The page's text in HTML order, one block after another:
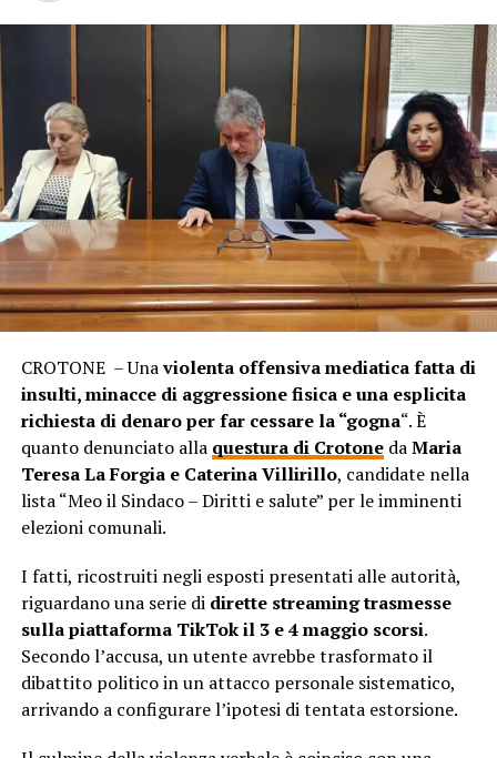
CROTONE – Unaviolenta offensiva mediatica fatta di
insulti, minacce di aggressione fisica e una esplicita
richiesta di denaro per far cessare la “gogna“. È
quanto denunciato alla questura di CrotonedaMaria
Teresa La Forgia e Caterina Villirillo, candidate nella
lista “Meo il Sindaco – Diritti e salute” per le imminenti
elezioni comunali.
I fatti, ricostruiti negli esposti presentati alle autorità,
riguardano una serie di dirette streaming trasmesse
sulla piattaforma TikTokil 3 e 4 maggio scorsi.
Secondo l’accusa, un utente avrebbe trasformato il
dibattito politico in un attacco personale sistematico,
arrivando a configurare l’ipotesi di tentata estorsione.